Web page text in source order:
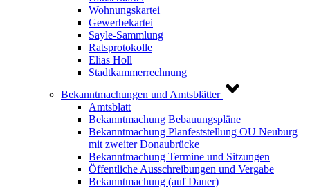
Wohnungskartei
Gewerbekartei
Sayle-Sammlung
Ratsprotokolle
Elias Holl
Stadtkammerrechnung
Bekanntmachungen und Amtsblätter
Amtsblatt
Bekanntmachung Bebauungspläne
Bekanntmachung Planfeststellung OU Neuburg
mit zweiter Donaubrücke
Bekanntmachung Termine und Sitzungen
Öffentliche Ausschreibungen und Vergabe
Bekanntmachung (auf Dauer)